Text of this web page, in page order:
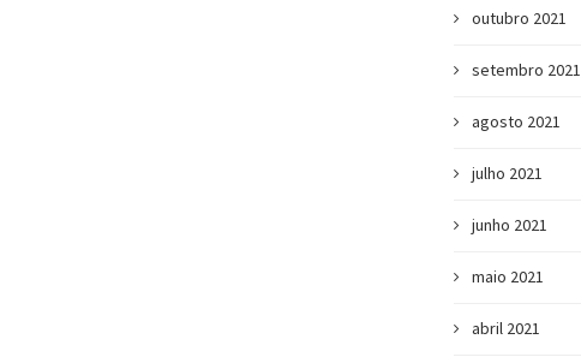
outubro 2021
setembro 2021
agosto 2021
julho 2021
junho 2021
maio 2021
abril 2021